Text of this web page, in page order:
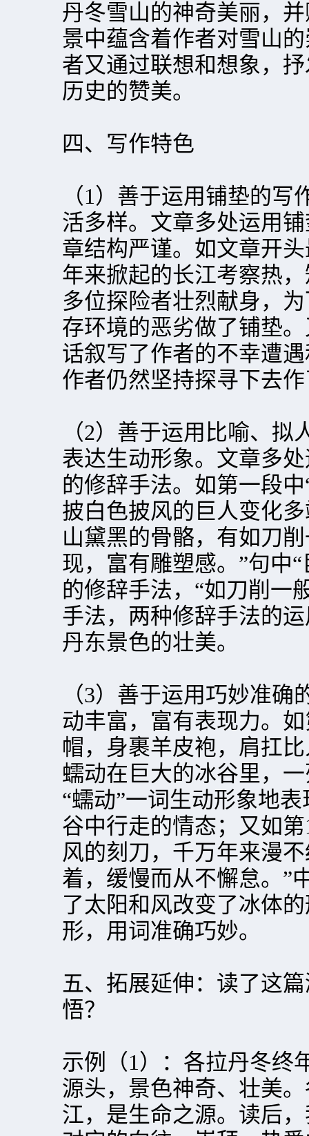
丹冬雪山的神奇美丽，
景中蕴含着作者对雪山
者又通过联想和想象，
历史的赞美。
四、写作特色
（1）善于运用铺垫的
活多样。文章多处运用
章结构严谨。如文章开
年来掀起的长江考察热
多位探险者壮烈献身，
存环境的恶劣做了铺垫
话叙写了作者的不幸遭
作者仍然坚持探寻下去
（2）善于运用比喻、
表达生动形象。文章多
的修辞手法。如第一段
披白色披风的巨人变化
山黛黑的骨骼，有如刀
现，富有雕塑感。”句中
的修辞手法，“如刀削一
手法，两种修辞手法的
丹东景色的壮美。
（3）善于运用巧妙准
动丰富，富有表现力。
帽，身裹羊皮袍，肩扛
蠕动在巨大的冰谷里，
“蠕动”一词生动形象地
谷中行走的情态；又如
风的刻刀，千万年来漫
着，缓慢而从不懈怠。”
了太阳和风改变了冰体
形，用词准确巧妙。
五、拓展延伸：读了这
悟？
示例（1）：各拉丹冬终
源头，景色神奇、壮美
江，是生命之源。读后